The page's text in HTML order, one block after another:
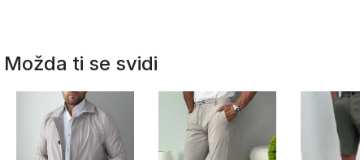
Možda ti se svidi